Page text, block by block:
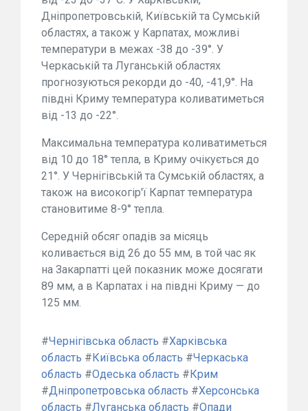
Дніпропетровській, Київській та Сумській
областях, а також у Карпатах, можливі
температури в межах -38 до -39°. У
Черкаській та Луганській областях
прогнозуються рекорди до -40, -41,9°. На
півдні Криму температура коливатиметься
від -13 до -22°.
Максимальна температура коливатиметься
від 10 до 18° тепла, в Криму очікується до
21°. У Чернігівській та Сумській областях, а
також на високогір'ї Карпат температура
становитиме 8-9° тепла.
Середній обсяг опадів за місяць
коливається від 26 до 55 мм, в той час як
на Закарпатті цей показник може досягати
89 мм, а в Карпатах і на півдні Криму — до
125 мм.
#Чернігівська область #Харківська
область # Київська область #Черкаська
область #Одеська область # Крим
#Дніпропетровська область #Херсонська
область #Луганська область #Опади